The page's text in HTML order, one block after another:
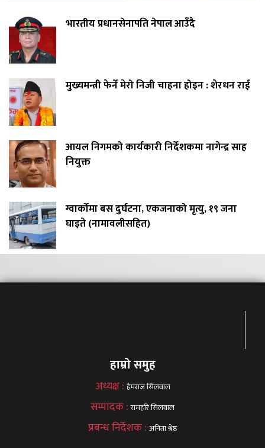
भारतीय प्रधानसेनापति नेपाल आउँदै
मुख्यमन्त्री फेर्ने मेरो निजी चाहना होइन : शेरधन राई
आयल निगमको कार्यकारी निर्देशकमा नागेन्द्र साह
नियुक्त
ग्वार्कोमा बस दुर्घटना, एकजनाको मृत्यु, १९ जना
घाइते (नामावलीसहित)
हाम्रो समुह
अध्यक्ष : हेमराज सिलवाल
सम्पादक :रामहरि सिलवाल
प्रबन्ध निर्देशक : अनिता श्रेष्ठ